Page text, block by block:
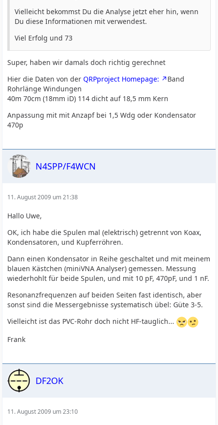
Vielleicht bekommst Du die Analyse jetzt eher hin, wenn
Du diese Informationen mit verwendest.
Viel Erfolg und 73
Super, haben wir damals doch richtig gerechnet
Hier die Daten von derQRPproject Homepage:
Band
Rohrlänge Windungen
40m 70cm (18mm iD) 114 dicht auf 18,5 mm Kern
Anpassung mit mit Anzapf bei 1,5 Wdg oder Kondensator
470p
N4SPP/F4WCN
11. August 2009 um 21:38
Hallo Uwe,
OK, ich habe die Spulen mal (elektrisch) getrennt von Koax,
Kondensatoren, und Kupferröhren.
Dann einen Kondensator in Reihe geschaltet und mit meinem
blauen Kästchen (miniVNA Analyser) gemessen. Messung
wiederhohlt für beide Spulen, und mit 10 pF, 470pF, und 1 nF.
Resonanzfrequenzen auf beiden Seiten fast identisch, aber
sonst sind die Messergebnisse systematisch übel: Güte 3-5.
Vielleicht ist das PVC-Rohr doch nicht HF-tauglich...
Frank
DF2OK
11. August 2009 um 23:10